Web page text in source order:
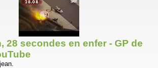
28 secondes en enfer - GP de